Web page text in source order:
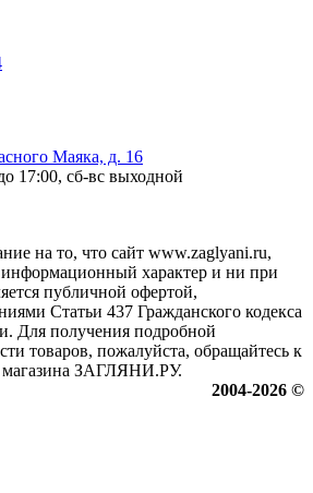
Маяка, д. 16
17:00, сб-вс выходной
на то, что сайт www.zaglyani.ru,
характер и ни при
публичной офертой,
Статьи 437 Гражданского кодекса
Для получения подробной
товаров, пожалуйста, обращайтесь к
магазина ЗАГЛЯНИ.РУ.
2004-2026 ©